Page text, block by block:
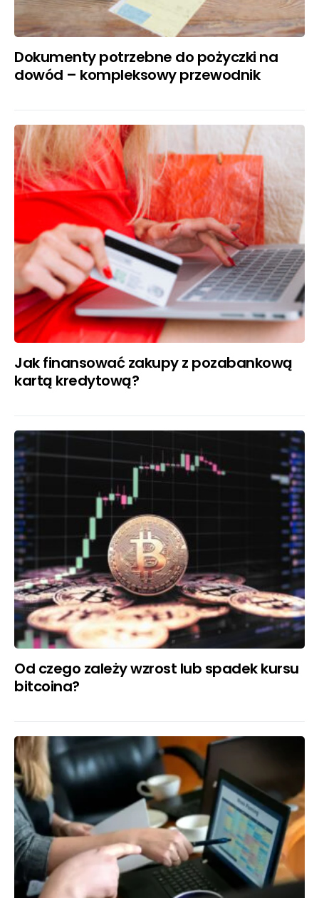
Dokumenty potrzebne do pożyczki na
dowód – kompleksowy przewodnik
Jak finansować zakupy z pozabankową
kartą kredytową?
Od czego zależy wzrost lub spadek kursu
bitcoina?